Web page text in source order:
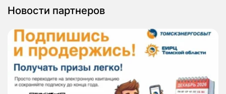
Новости партнеров